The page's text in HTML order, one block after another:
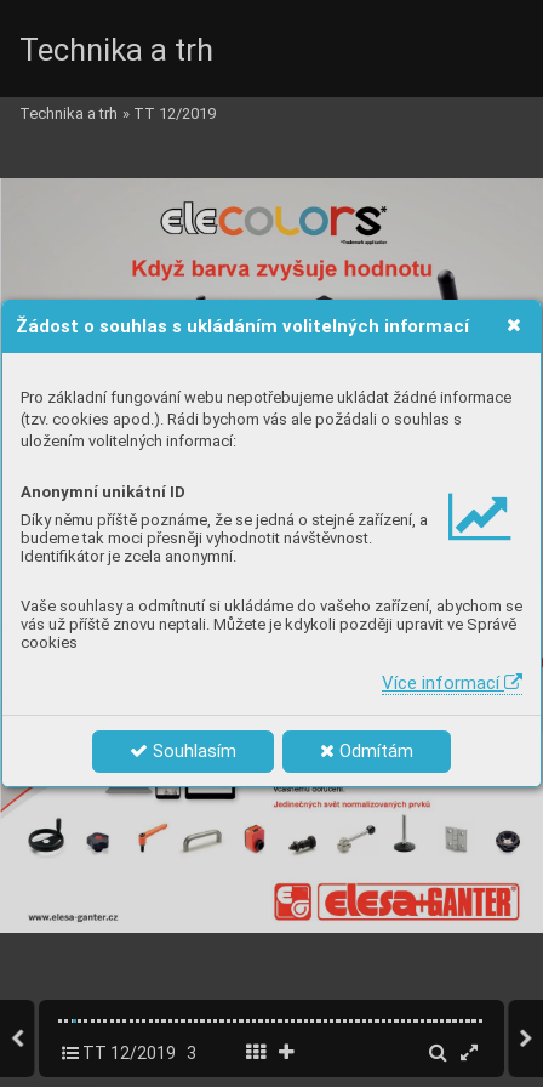
Žádost o souhlas s ukládáním volitelných informací
Pro základní fungování webu nepotřebujeme ukládat žádné informace
(tzv. cookies apod.). Rádi bychom vás ale požádali o souhlas s
uložením volitelných informací:
Anonymní unikátní ID
Díky němu příště poznáme, že se jedná o stejné zařízení, a
budeme tak moci přesněji vyhodnotit návštěvnost.
Identifikátor je zcela anonymní.
Vaše souhlasy a odmítnutí si ukládáme do vašeho zařízení, abychom se
vás už příště znovu neptali. Můžete je kdykoli později upravit ve Správě
cookies
Více informací
Souhlasím Odmítám
Technika a trh
Technika a trh » TT 12/2019
TT 12/2019 3